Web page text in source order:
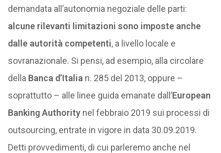
demandata all’autonomia negoziale delle parti:
alcune rilevanti limitazioni sono imposte anche
dalle autorità competenti, a livello locale e
sovranazionale. Si pensi, ad esempio, alla circolare
della Banca d’Italia n. 285 del 2013, oppure –
soprattutto – alle linee guida emanate dall’European
Banking Authoritynel febbraio 2019 sui processi di
outsourcing, entrate in vigore in data 30.09.2019.
Detti provvedimenti, di cui parleremo anche nel